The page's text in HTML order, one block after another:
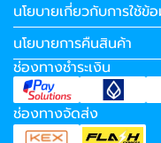
นโยบายเกี่ยวกับการใช้
นโยบายการคืนสินค้า
ช่องทางชำระเงิน
ช่องทางจัดส่ง